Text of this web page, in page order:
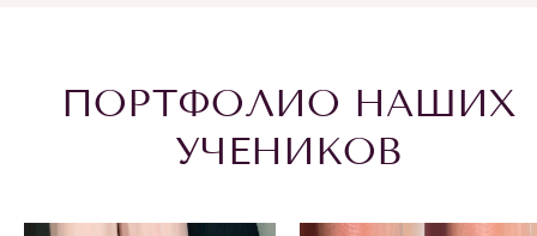
ПОРТФОЛИО НАШИХ
УЧЕНИКОВ